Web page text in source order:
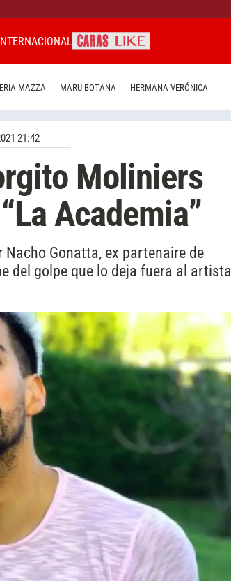
MAZZA MARU BOTANA HERMANA VERÓNICA
21:42
Moliniers
Academia”
Gonatta, ex partenaire de
del golpe que lo deja fuera al artista